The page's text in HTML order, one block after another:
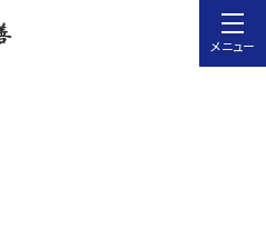
メニュー